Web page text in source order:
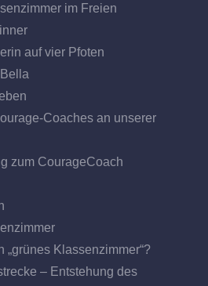
im Freien
auf vier Pfoten
Coaches an unserer
zum CourageCoach
„grünes Klassenzimmer“?
– Entstehung des